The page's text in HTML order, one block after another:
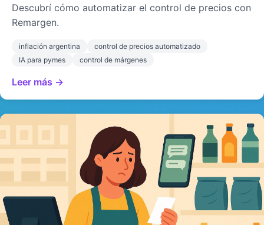
Descubrí cómo automatizar el control de precios con
Remargen.
inflación argentina
control de precios automatizado
IA para pymes
control de márgenes
Leer más →